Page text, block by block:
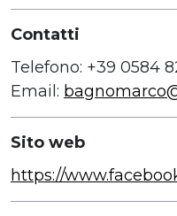
Contatti
Telefono: +39 0584
Email:
Sito web
https://